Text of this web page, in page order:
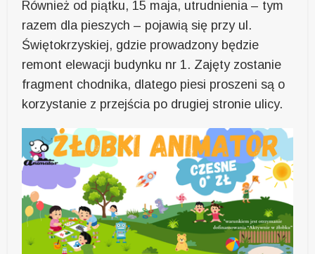
Również od piątku, 15 maja, utrudnienia – tym
razem dla pieszych – pojawią się przy ul.
Świętokrzyskiej, gdzie prowadzony będzie
remont elewacji budynku nr 1. Zajęty zostanie
fragment chodnika, dlatego piesi proszeni są o
korzystanie z przejścia po drugiej stronie ulicy.